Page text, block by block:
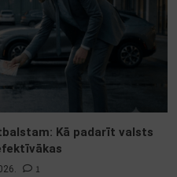
Kā padarīt valsts
1